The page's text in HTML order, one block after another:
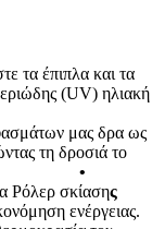
τα έπιπλα και τα
(UV) ηλιακή
μας δρα ως
τη δροσιά το
Ρόλερ σκίασης
ενέργειας.